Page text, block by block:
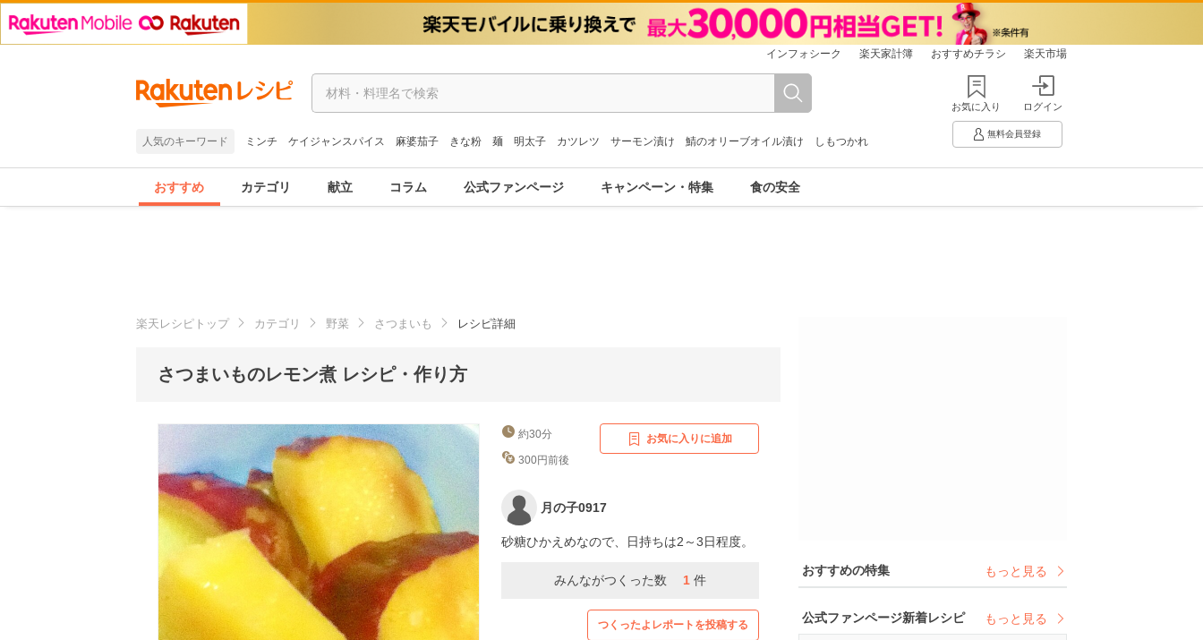
インフォシーク 楽天家計簿 おすすめチラシ 楽天市場
人気のキーワード ミンチ ケイジャンスパイス 麻婆茄子 きな粉 麺 明太子 カツレツ サーモン漬け 鯖のオリーブオイル漬け しもつかれ
お気に入り ログイン
無料会員登録
おすすめ カテゴリ 献立 コラム 公式ファンページ キャンペーン・特集 食の安全
楽天レシピトップ カテゴリ 野菜 さつまいも レシピ詳細
さつまいものレモン煮 レシピ・作り方
約30分
300円前後
お気に入りに追加
月の子0917
砂糖ひかえめなので、日持ちは2～3日程度。
みんながつくった数 1 件
つくったよレポートを投稿する
おすすめの特集 もっと見る
公式ファンページ新着レシピ もっと見る